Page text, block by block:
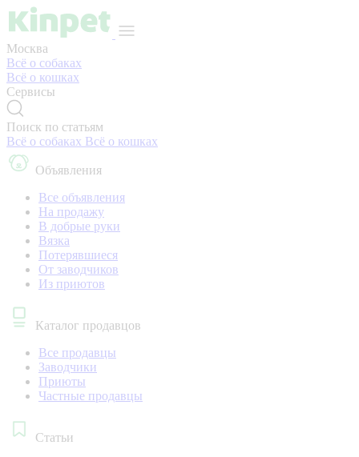
Москва
Всё о собаках
Всё о кошках
Сервисы
Поиск по статьям
Всё о собаках Всё о кошках
Объявления
Все объявления
На продажу
В добрые руки
Вязка
Потерявшиеся
От заводчиков
Из приютов
Каталог продавцов
Все продавцы
Заводчики
Приюты
Частные продавцы
Статьи